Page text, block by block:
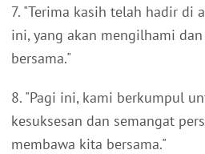
7. "Terima kasih telah hadir di
ini, yang akan mengilhami
bersama."
8. "Pagi ini, kami berkumpul
kesuksesan dan semangat
membawa kita bersama."